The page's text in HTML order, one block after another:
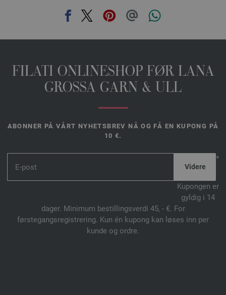
FILATI ONLINESHOP FØR LANA
GROSSA GARN & ULL
ABONNER PÅ VÅRT NYHETSBREV NÅ OG FÅ EN KUPONG PÅ
10 €.
*
Kupongen er
gyldig i 14
dager. Minimum bestillingsverdi 45, - €. For
førstegangsregistrering. Kun én kupong kan løses inn per
kunde og ordre.